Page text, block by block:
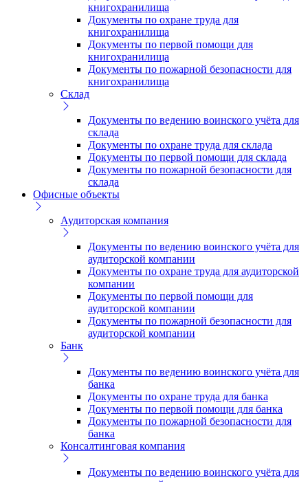
книгохранилища
Документы по охране труда для
книгохранилища
Документы по первой помощи для
книгохранилища
Документы по пожарной безопасности для
книгохранилища
Склад
Документы по ведению воинского учёта для
склада
Документы по охране труда для склада
Документы по первой помощи для склада
Документы по пожарной безопасности для
склада
Офисные объекты
Аудиторская компания
Документы по ведению воинского учёта для
аудиторской компании
Документы по охране труда для аудиторской
компании
Документы по первой помощи для
аудиторской компании
Документы по пожарной безопасности для
аудиторской компании
Банк
Документы по ведению воинского учёта для
банка
Документы по охране труда для банка
Документы по первой помощи для банка
Документы по пожарной безопасности для
банка
Консалтинговая компания
Документы по ведению воинского учёта для